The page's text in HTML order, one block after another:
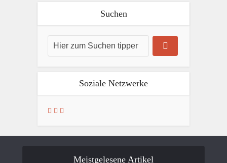
Suchen
Soziale Netzwerke
Meistgelesene Artikel